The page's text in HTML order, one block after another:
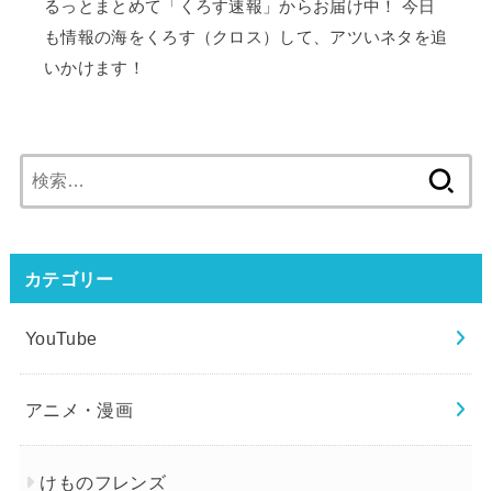
るっとまとめて「くろす速報」からお届け中！ 今日
も情報の海をくろす（クロス）して、アツいネタを追
いかけます！
索:
カテゴリー
YouTube
アニメ・漫画
けものフレンズ